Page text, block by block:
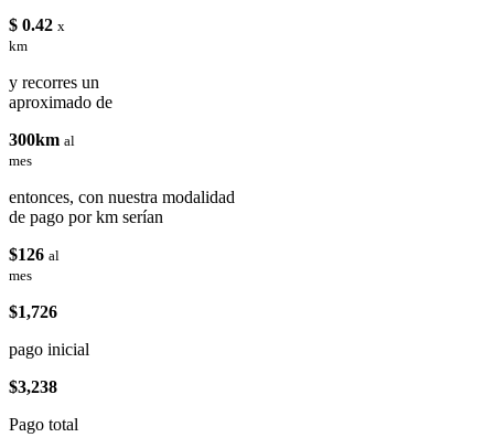
$ 0.42 x
km
y recorres un
aproximado de
300km al
mes
entonces, con nuestra modalidad
de pago por km serían
$126 al
mes
$1,726
pago inicial
$3,238
Pago total